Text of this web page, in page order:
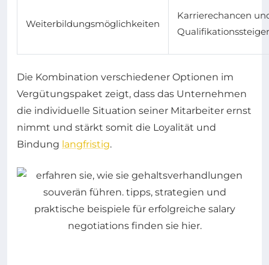
Weiterbildungsmöglichkeiten
Karrierechancen
Die Kombination verschiedener Optionen im
Vergütungspaket zeigt, dass das Unternehmen
die individuelle Situation seiner Mitarbeiter ernst
nimmt und stärkt somit die Loyalität und
Bindung langfristig.